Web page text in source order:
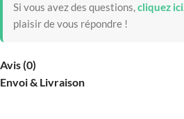
Si vous avez des questions,cliquez ici
plaisir de vous répondre !
Avis (0)
Envoi & Livraison